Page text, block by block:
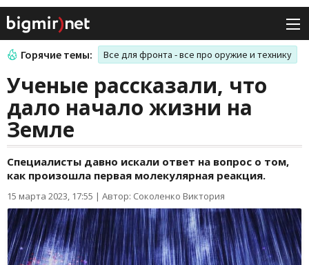
Горячие темы: Все для фронта - все про оружие и технику
Ученые рассказали, что
дало начало жизни на
Земле
Специалисты давно искали ответ на вопрос о том,
как произошла первая молекулярная реакция.
15 марта 2023, 17:55 | Автор: Соколенко Виктория